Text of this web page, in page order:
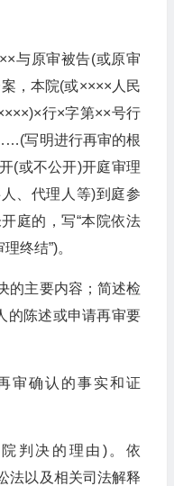
与原审被告(或原审
，本院(或××××人民
行×字第××号行
写明进行再审的根
(或不公开)开庭审理
、代理人等)到庭参
庭的，写“本院依法
终结”)。
主要内容；简述检
的陈述或申请再审要
审确认的事实和证
判决的理由)。依
以及相关司法解释